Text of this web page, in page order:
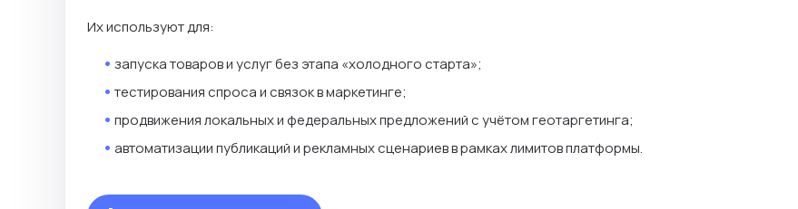
Их используют для:
запуска товаров и услуг без этапа «холодного старта»;
тестирования спроса и связок в маркетинге;
продвижения локальных и федеральных предложений с учётом геотаргетинга;
автоматизации публикаций и рекламных сценариев в рамках лимитов платформы.